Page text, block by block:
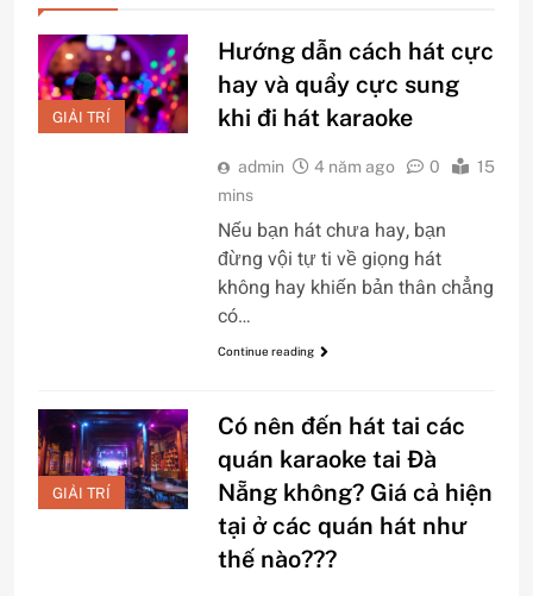
GIẢI TRÍ
Hướng dẫn cách hát cực
hay và quẩy cực sung
khi đi hát karaoke
admin 4 năm ago 0
15
mins
Nếu bạn hát chưa hay, bạn
đừng vội tự ti về giọng hát
không hay khiến bản thân chẳng
có…
Continue reading
GIẢI TRÍ
Có nên đến hát tai các
quán karaoke tai Đà
Nẵng không? Giá cả hiện
tại ở các quán hát như
thế nào???